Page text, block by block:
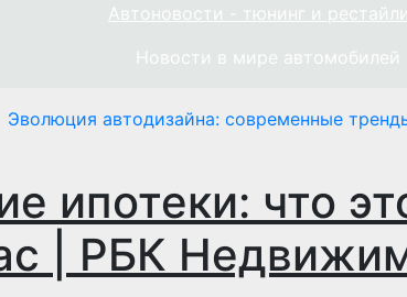
Автоновости - тюнинг и
Новости в мире автомобилей
Эволюция автодизайна: современные
ипотеки: что
| РБК